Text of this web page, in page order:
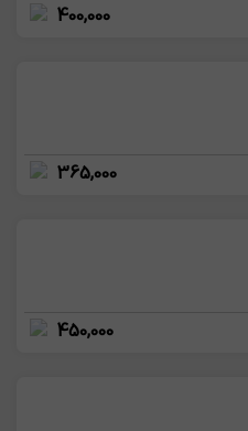
400,000
365,000
450,000